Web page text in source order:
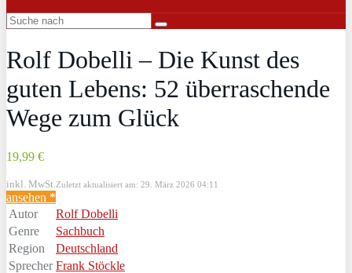
Rolf Dobelli – Die Kunst des
guten Lebens: 52 überraschende
Wege zum Glück
19,99 €
inkl. MwSt. Zuletzt aktualisiert am: 29. März 2026 04:11
ansehen *
Autor
Rolf Dobelli
Genre
Sachbuch
Region
Deutschland
Sprecher Frank Stöckle